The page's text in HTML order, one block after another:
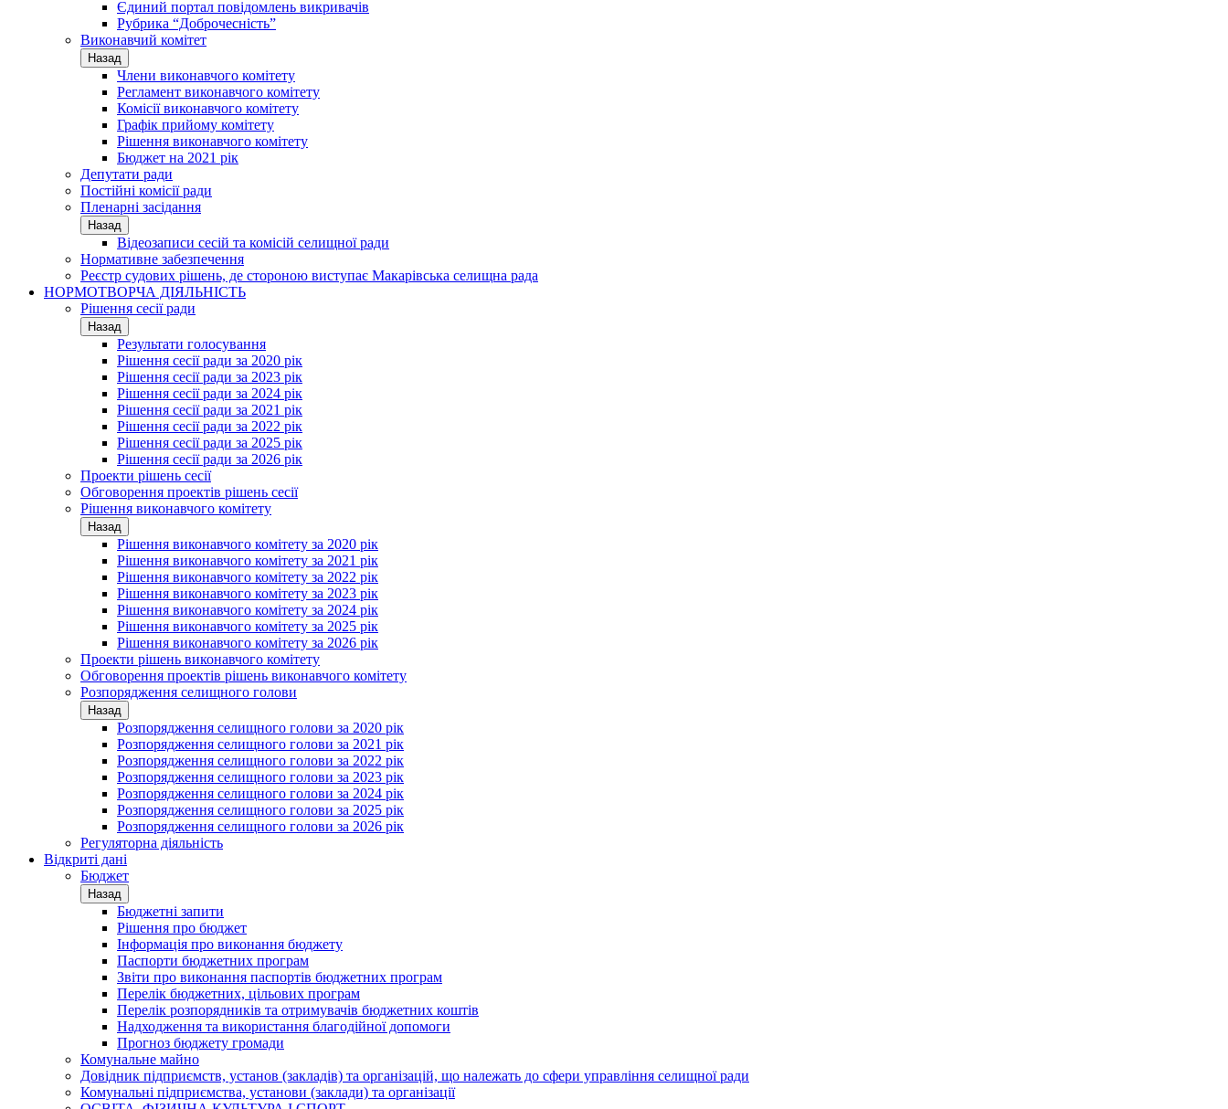
Єдиний портал повідомлень викривачів
Рубрика “Доброчесність”
Виконавчий комітет
Назад
Члени виконавчого комітету
Регламент виконавчого комітету
Комісії виконавчого комітету
Графік прийому комітету
Рішення виконавчого комітету
Бюджет на 2021 рік
Депутати ради
Постійні комісії ради
Пленарні засідання
Назад
Відеозаписи сесій та комісій селищної ради
Нормативне забезпечення
Реєстр судових рішень, де стороною виступає Макарівська селищна рада
НОРМОТВОРЧА ДІЯЛЬНІСТЬ
Рішення сесії ради
Назад
Результати голосування
Рішення сесії ради за 2020 рік
Рішення сесії ради за 2023 рік
Рішення сесії ради за 2024 рік
Рішення сесії ради за 2021 рік
Рішення сесії ради за 2022 рік
Рішення сесії ради за 2025 рік
Рішення сесії ради за 2026 рік
Проекти рішень сесії
Обговорення проектів рішень сесії
Рішення виконавчого комітету
Назад
Рішення виконавчого комітету за 2020 рік
Рішення виконавчого комітету за 2021 рік
Рішення виконавчого комітету за 2022 рік
Рішення виконавчого комітету за 2023 рік
Рішення виконавчого комітету за 2024 рік
Рішення виконавчого комітету за 2025 рік
Рішення виконавчого комітету за 2026 рік
Проекти рішень виконавчого комітету
Обговорення проектів рішень виконавчого комітету
Розпорядження селищного голови
Назад
Розпорядження селищного голови за 2020 рік
Розпорядження селищного голови за 2021 рік
Розпорядження селищного голови за 2022 рік
Розпорядження селищного голови за 2023 рік
Розпорядження селищного голови за 2024 рік
Розпорядження селищного голови за 2025 рік
Розпорядження селищного голови за 2026 рік
Регуляторна діяльність
Відкриті дані
Бюджет
Назад
Бюджетні запити
Рішення про бюджет
Інформація про виконання бюджету
Паспорти бюджетних програм
Звіти про виконання паспортів бюджетних програм
Перелік бюджетних, цільових програм
Перелік розпорядників та отримувачів бюджетних коштів
Надходження та використання благодійної допомоги
Прогноз бюджету громади
Комунальне майно
Довідник підприємств, установ (закладів) та організацій, що належать до сфери управління селищної ради
Комунальні підприємства, установи (заклади) та організації